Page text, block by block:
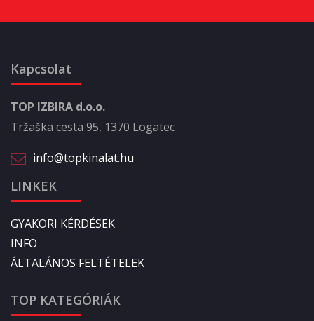
Kapcsolat
TOP IZBIRA d.o.o.
Tržaška cesta 95, 1370 Logatec
info@topkinalat.hu
LINKEK
GYAKORI KÉRDÉSEK
INFO
ÁLTALÁNOS FELTÉTELEK
TOP KATEGÓRIÁK